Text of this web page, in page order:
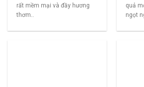
rất mềm mại và đầy hương
thơm..
quả
ngọt